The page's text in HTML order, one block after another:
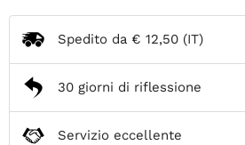
Spedito da € 12,50 (IT)
30 giorni di riflessione
Servizio eccellente